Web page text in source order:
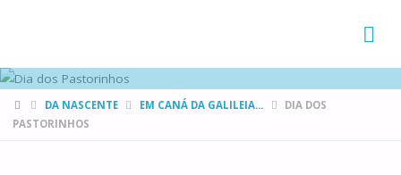
HOMEDA NASCENTE EM CANÁ DA GALILEIA...
DIA DOS
PASTORINHOS